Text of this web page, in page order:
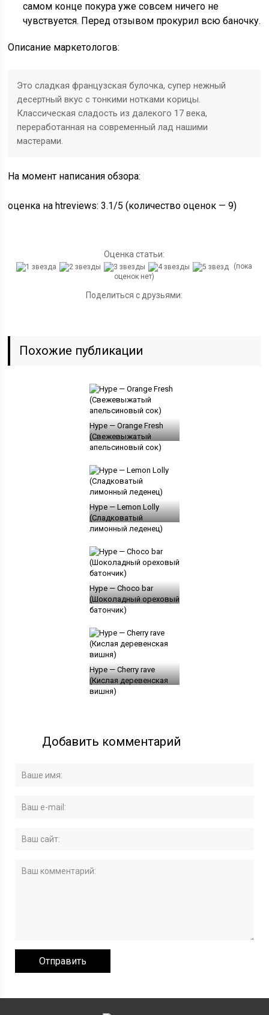
самом конце покура уже совсем ничего не
чувствуется. Перед отзывом прокурил всю баночку.
Описание маркетологов:
Это сладкая французская булочка, супер нежный
десертный вкус с тонкими нотками корицы.
Классическая сладость из далекого 17 века,
переработанная на современный лад нашими
мастерами.
На момент написания обзора:
оценка на htreviews: 3.1/5 (количество оценок — 9)
Оценка статьи:
(пока
оценок нет)
Поделиться с друзьями:
Похожие публикации
Hype — Orange Fresh
(Свежевыжатый
апельсиновый сок)
Hype — Lemon Lolly
(Сладковатый
лимонный леденец)
Hype — Choco bar
(Шоколадный ореховый
батончик)
Hype — Cherry rave
(Кислая деревенская
вишня)
Добавить комментарий